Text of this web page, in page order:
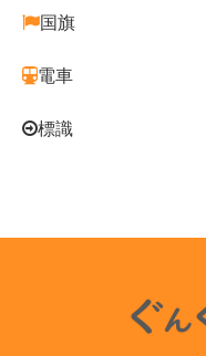
国旗
電車
標識